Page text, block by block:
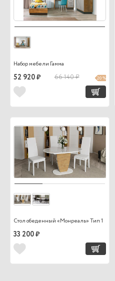
Набор мебели Гамма
52 920 ₽ 66 140 ₽ 20 %
Стол обеденный «Монреаль» Тип 1
33 200 ₽